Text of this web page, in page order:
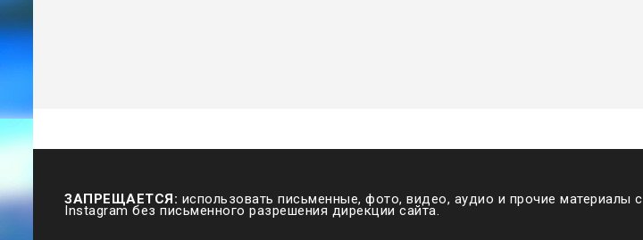
ЗАПРЕЩАЕТСЯ: использовать письменные, фото, видео, аудио и прочие материалы с
Instagram без письменного разрешения дирекции сайта.